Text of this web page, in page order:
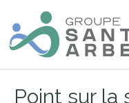
Point sur la